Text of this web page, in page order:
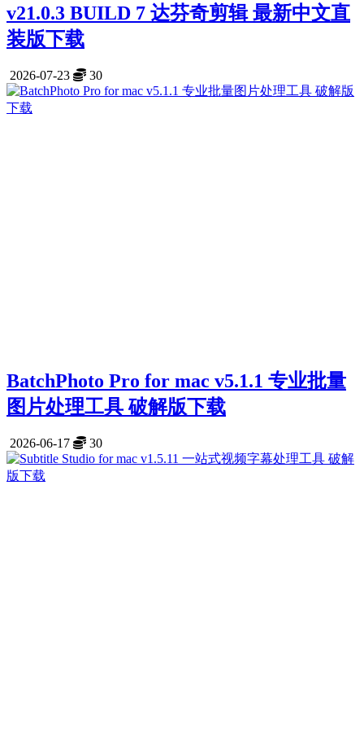
v21.0.3 BUILD 7 达芬奇剪辑 最新中文直
装版下载
2026-07-23 30
BatchPhoto Pro for mac v5.1.1 专业批量
图片处理工具 破解版下载
2026-06-17 30